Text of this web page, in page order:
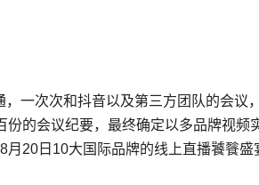
一次次和抖音以及第三方团队的会议
的会议纪要，最终确定以多品牌视频
20日10大国际品牌的线上直播饕餮盛